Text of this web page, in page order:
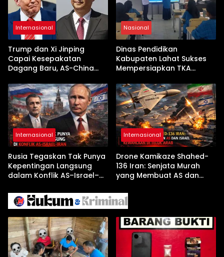
Internasional
Trump dan Xi Jinping
Capai Kesepakatan
Dagang Baru, AS-China
Jelang Kunjungan Beijing
Nasional
Dinas Pendidikan
Kabupaten Lahat Sukses
Mempersiapkan TKA
Pembekalan Latihan Soal
Tanpa Internet
Internasional
Rusia Tegaskan Tak Punya
Kepentingan Langsung
dalam Konflik AS–Israel–
Internasional
Drone Kamikaze Shahed-
136 Iran: Senjata Murah
yang Membuat AS dan
Arab